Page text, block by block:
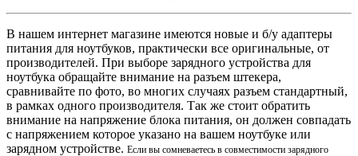
В нашем интернет магазине имеются новые и б/у адаптеры
питания для ноутбуков, практически все оригинальные, от
производителей. При выборе зарядного устройства для
ноутбука обращайте внимание на разъем штекера,
сравнивайте по фото, во многих случаях разъем стандартный,
в рамках одного производителя. Так же стоит обратить
внимание на напряжение блока питания, он должен совпадать
с напряжением которое указано на вашем ноутбуке или
зарядном устройстве. Если вы сомневаетесь в совместимости зарядного